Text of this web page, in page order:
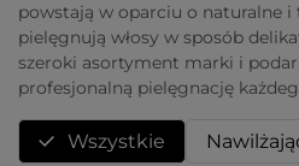
powstają w oparciu o naturalne i
pielęgnują włosy w sposób
szeroki asortyment marki i
profesjonalną pielęgnację
Wszystkie